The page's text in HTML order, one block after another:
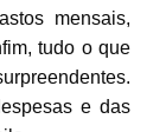
mensais,
tudo o que
e das